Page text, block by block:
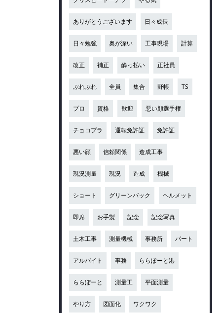
ありがとうございます 日々成長
日々勉強 奥が深い 工事現場 計算
改正 補正 酔っ払い 正社員
ぶれぶれ 全員 集合 野帳 TS
プロ 資格 歓迎 悪い顔選手権
チョコプラ 運転免許証 免許証
悪い顔 信頼関係 造成工事
現況測量 現況 造成 機械
ショート グリーンバック ヘルメット
即席 お手製 記念 記念写真
土木工事 測量機械 事務所 パート
アルバイト 事務 ららぽーと港
ららぽーと 測量工 平面測量
やり方 図面化 ワクワク